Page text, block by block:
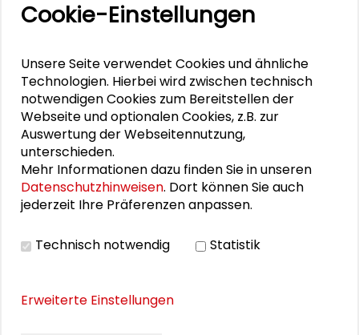
Personen im Kontext
Monika Berghäuser
Özlem Zahra Eren
Alexander Gemeinhardt
Kirsten Mensch
Stella Lorenz
Cookie-Einstellungen
Unsere Seite verwendet Cookies und ähnliche
Technologien. Hierbei wird zwischen technisch
notwendigen Cookies zum Bereitstellen der
Webseite und optionalen Cookies, z.B. zur
Auswertung der Webseitennutzung,
unterschieden.
Mehr Informationen dazu finden Sie in unseren
Datenschutzhinweisen. Dort können Sie auch
jederzeit Ihre Präferenzen anpassen.
Technisch notwendig Statistik
Erweiterte Einstellungen